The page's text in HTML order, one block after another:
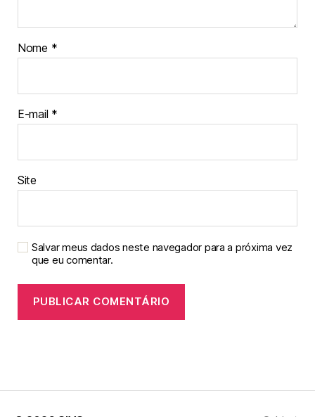
Nome *
E-mail *
Site
Salvar meus dados neste navegador para a próxima vez
que eu comentar.